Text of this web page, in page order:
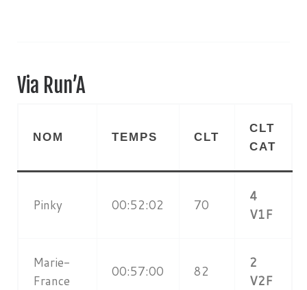
Via Run’A
NOM TEMPS CLT
CLT
CAT
Pinky 00:52:02 70
4
V1F
Marie-
France
00:57:00 82
2
V2F